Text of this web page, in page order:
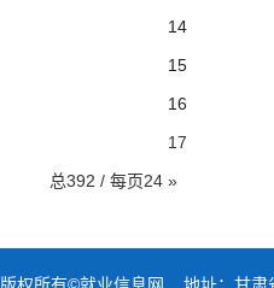
总392 / 每页24
14
15
16
17
»